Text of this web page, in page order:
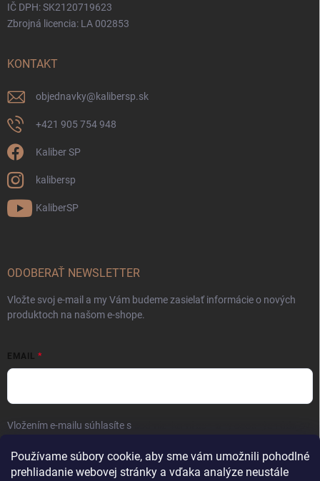
Používame súbory cookie, aby sme vám umožnili pohodlné
prehliadanie webovej stránky a vďaka analýze neustále
IČ DPH: SK2120719623
Zbrojná licencia: LA 002853
KONTAKT
objednavky@kalibersp.sk
+421 905 754 948
Kaliber SP
kalibersp
KaliberSP
ODOBERAŤ NEWSLETTER
Vložte svoj e-mail a my Vám budeme zasielať informácie o nových
produktoch na našom e-shope.
EMAIL
Vložením e-mailu súhlasíte s
Prihlásiť sa